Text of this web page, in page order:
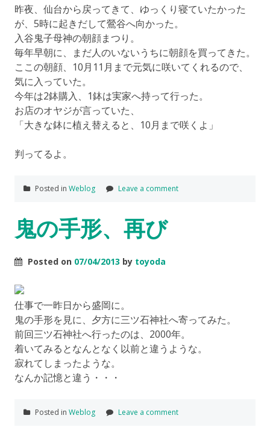
昨夜、仙台から戻ってきて、ゆっくり寝ていたかった
が、5時に起きだして鶯谷へ向かった。
入谷鬼子母神の朝顔まつり。
毎年早朝に、まだ人のいないうちに朝顔を買ってきた。
ここの朝顔、10月11月まで元気に咲いてくれるので、
気に入っていた。
今年は2鉢購入、1鉢は実家へ持って行った。
お店のオヤジが言っていた、
「大きな鉢に植え替えると、10月まで咲くよ」
判ってるよ。
Posted in Weblog Leave a comment
鬼の手形、再び
Posted on 07/04/2013 by toyoda
仕事で一昨日から盛岡に。
鬼の手形を見に、夕方に三ツ石神社へ寄ってみた。
前回三ツ石神社へ行ったのは、2000年。
着いてみるとなんとなく以前と違うような。
寂れてしまったような。
なんか記憶と違う・・・
Posted in Weblog Leave a comment